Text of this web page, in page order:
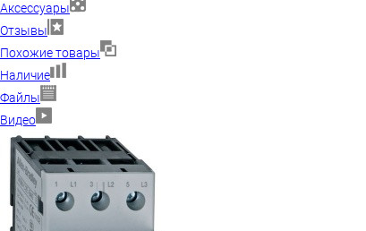
Аксессуары
Отзывы
Похожие товары
Наличие
Файлы
Видео